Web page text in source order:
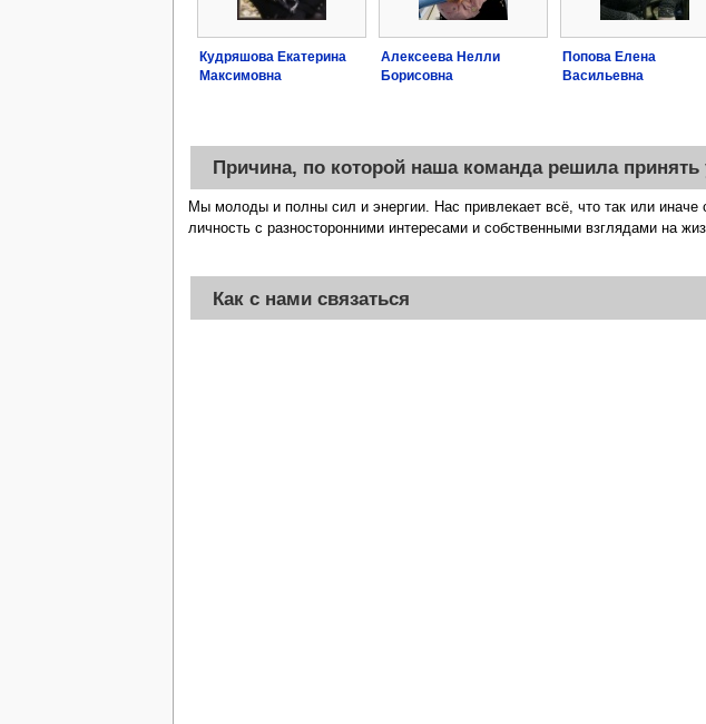
Кудряшова Екатерина
Максимовна
Алексеева Нелли
Борисовна
Попова Елена
Васильевна
Причина, по которой наша команда решила принять
Мы молоды и полны сил и энергии. Нас привлекает всё, что так или
личность с разносторонними интересами и собственными взглядами на
Как с нами связаться